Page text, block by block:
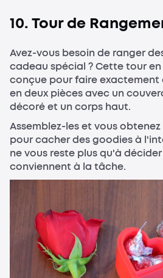
10. Tour de
Avez-vous besoin de ranger
cadeau spécial ? Cette tour
conçue pour faire exactement
en deux pièces avec un
décoré et un corps haut.
Assemblez-les et vous
pour cacher des goodies à
ne vous reste plus qu'à
conviennent à la tâche.